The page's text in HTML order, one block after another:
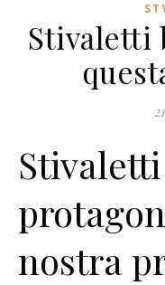
Stivaletti
nostra